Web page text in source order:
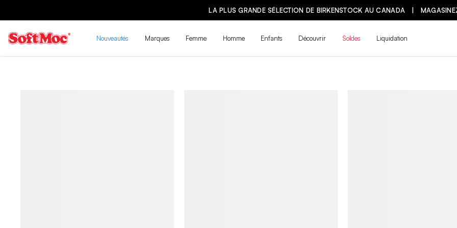
LA PLUS GRANDE SÉLECTION DE BIRKENSTOCK AU CANADA |
Nouveautés Marques Femme Homme Enfants Découvrir Soldes Liquidation